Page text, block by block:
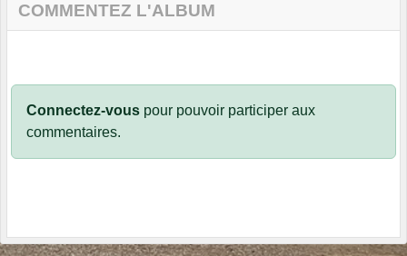
COMMENTEZ L'ALBUM
Connectez-vous pour pouvoir participer aux
commentaires.